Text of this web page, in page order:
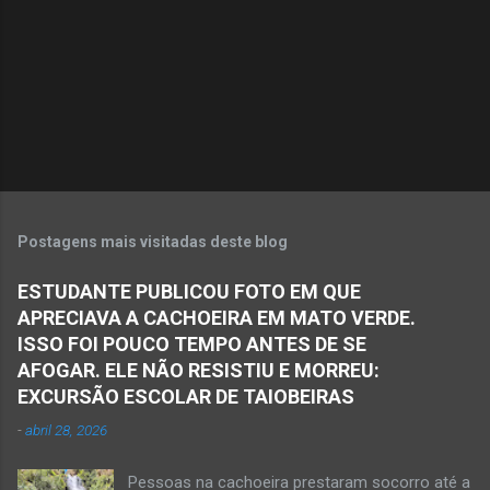
Postagens mais visitadas deste blog
ESTUDANTE PUBLICOU FOTO EM QUE
APRECIAVA A CACHOEIRA EM MATO VERDE.
ISSO FOI POUCO TEMPO ANTES DE SE
AFOGAR. ELE NÃO RESISTIU E MORREU:
EXCURSÃO ESCOLAR DE TAIOBEIRAS
-abril 28, 2026
Pessoas na cachoeira prestaram socorro até a